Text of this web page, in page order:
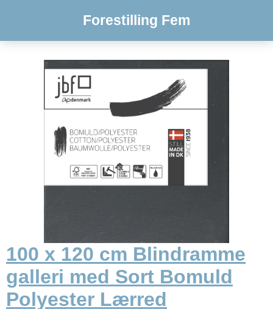
Forestilling Fem
100 x 120 cm Blindramme
galleri med Sort Bomuld
Polyester Lærred